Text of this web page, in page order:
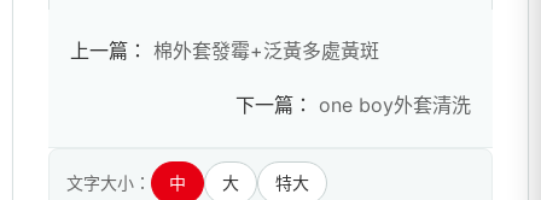
上一篇： 棉外套發霉+泛黃多處黃斑
下一篇： one boy外套清洗
文字大小： 中 大 特大